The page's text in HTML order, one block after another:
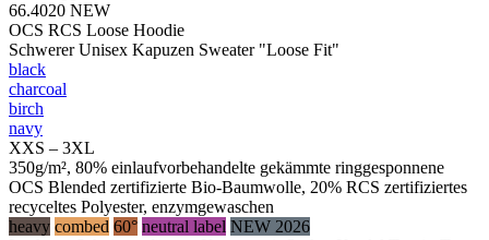
66.4020 NEW
OCS RCS Loose Hoodie
Schwerer Unisex Kapuzen Sweater "Loose Fit"
black
charcoal
birch
navy
XXS – 3XL
350g/m², 80% einlaufvorbehandelte gekämmte ringgesponnene
OCS Blended zertifizierte Bio-Baumwolle, 20% RCS zertifiziertes
recyceltes Polyester, enzymgewaschen
heavy combed 60° neutral label NEW 2026